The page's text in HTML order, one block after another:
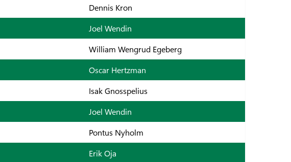
Dennis Kron
Joel Wendin
William Wengrud Egeberg
Oscar Hertzman
Isak Gnosspelius
Joel Wendin
Pontus Nyholm
Erik Oja